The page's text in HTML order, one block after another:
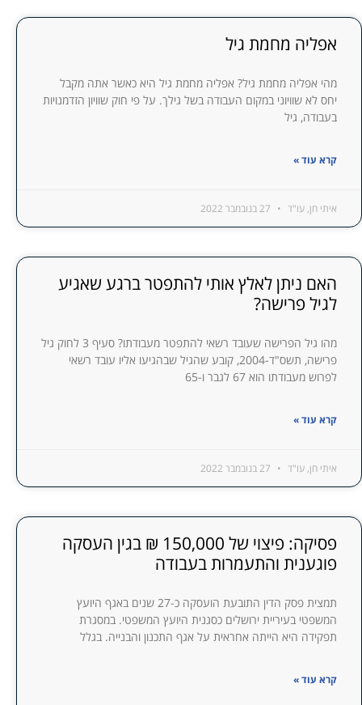
אפליה מחמת גיל
מהי אפליה מחמת גיל? אפליה מחמת גיל היא כאשר אתה מקבל
יחס לא שוויוני במקום העבודה בשל גילך. על פי חוק שוויון הזדמנויות
בעבודה, גיל
קרא עוד »
איתי חן, עו"ד
האם ניתן לאלץ אותי להתפטר ברגע שאגיע
לגיל פרישה?
מהו גיל הפרישה שעובד רשאי להתפטר מעבודתו? סעיף 3 לחוק גיל
פרישה, תשס"ד-2004, קובע שהגיל שבהגיעו אליו עובד רשאי
לפרוש מעבודתו הוא 67 לגבר ו-65
קרא עוד »
איתי חן, עו"ד
פסיקה: פיצוי של 150,000 ₪ בגין העסקה
פוגענית והתעמרות בעבודה
תמצית פסק הדין התובעת הועסקה כ-27 שנים באגף היועץ
המשפטי בעיריית ירושלים כסגנית היועץ המשפטי. במסגרת
תפקידה היא הייתה אחראית על אגף התכנון והבנייה. בגלל
קרא עוד »